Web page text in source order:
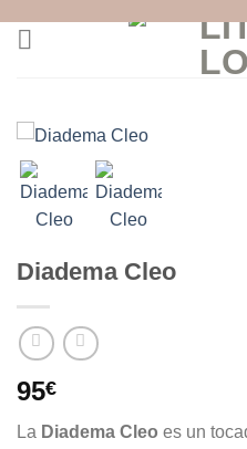
Diadema Cleo
95€
La Diadema Cleo es un